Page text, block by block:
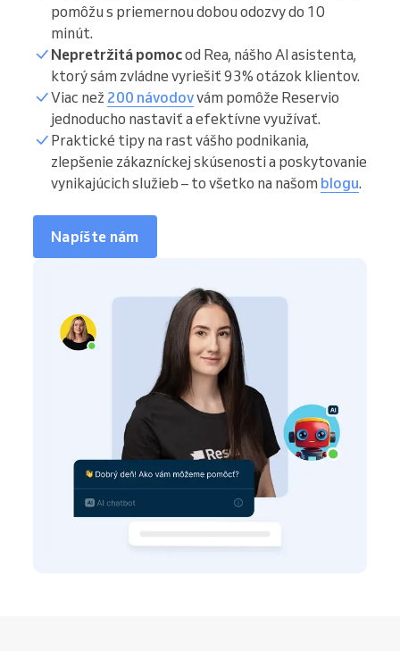
pomôžu s priemernou dobou odozvy do 10
minút.
Nepretržitá pomocod Rea, nášho AI asistenta,
ktorý sám zvládne vyriešiť 93% otázok klientov.
Viac než 200 návodovvám pomôže Reservio
jednoducho nastaviť a efektívne využívať.
Praktické tipy na rast vášho podnikania,
zlepšenie zákazníckej skúsenosti a poskytovanie
vynikajúcich služieb – to všetko na našom blogu.
Napíšte nám